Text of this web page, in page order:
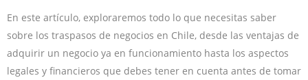
En este artículo, exploraremos todo lo que necesitas saber
sobre los traspasos de negocios en Chile, desde las ventajas de
adquirir un negocio ya en funcionamiento hasta los aspectos
legales y financieros que debes tener en cuenta antes de tomar